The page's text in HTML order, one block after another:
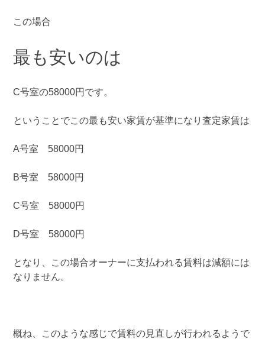
この場合
最も安いのは
C号室の58000円です。
ということでこの最も安い家賃が基準になり査定家賃は
A号室 58000円
B号室 58000円
C号室 58000円
D号室 58000円
となり、この場合オーナーに支払われる賃料は減額には
なりません。
概ね、このような感じで賃料の見直しが行われるようで